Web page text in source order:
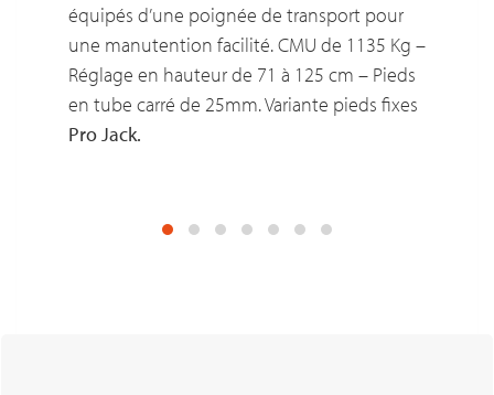
équipés d’une poignée de transport pour
une manutention facilité. CMU de 1135 Kg –
Réglage en hauteur de 71 à 125 cm – Pieds
en tube carré de 25mm. Variante pieds fixes
Pro Jack.